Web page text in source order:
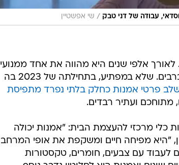
עבודה של דני טבק / שי אפשטיין
לאורך אלפי שנים היא מהווה את אחד ממנועי
התפתחות המין האנושי ומהווה אמצעי לרגש ולגעת ברבים. שלא במפתיע, בתחילתה של 2023 בה
פרטי אמנות כחלק בלתי נפרד מתפיסת
ועתיר רבדים.
כלי מרכזי להעצמת הבית: "אמנות יכולה
"היא מפיחה חיים ומשקפת את אופי המרחב
לעבוד עם צבעים, חומרים, טקסטורות